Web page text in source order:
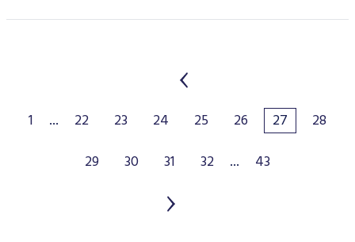
1 ... 22 23 24 25 26 27
28
29
30 31 32 ... 43